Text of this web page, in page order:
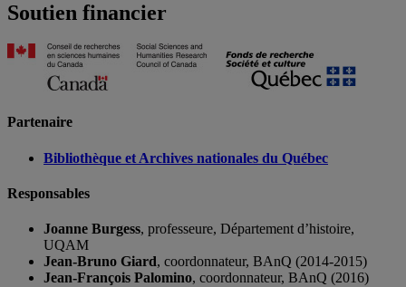
Soutien financier
Partenaire
Bibliothèque et Archives nationales du Québec
Responsables
Joanne Burgess, professeure, Département d’histoire,
UQAM
Jean-Bruno Giard, coordonnateur, BAnQ (2014-2015)
Jean-François Palomino, coordonnateur, BAnQ (2016)